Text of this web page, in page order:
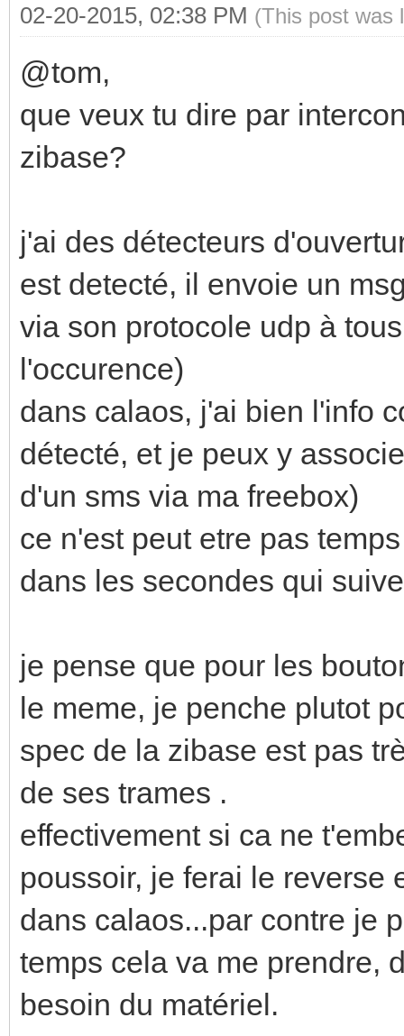
02-20-2015, 02:38 PM (This post was
@tom,
que veux tu dire par
zibase?
j'ai des détecteurs
est detecté, il envoie un
via son protocole udp à
l'occurence)
dans calaos, j'ai bien l'info
détecté, et je peux y
d'un sms via ma freebox)
ce n'est peut etre pas
dans les secondes qui
je pense que pour les
le meme, je penche plutot
spec de la zibase est pas
de ses trames .
effectivement si ca ne
poussoir, je ferai le reverse
dans calaos...par contre je
temps cela va me prendre,
besoin du matériel.